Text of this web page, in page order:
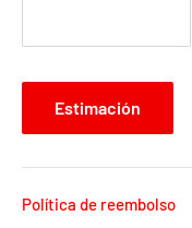
Estimación
Política de reembolso